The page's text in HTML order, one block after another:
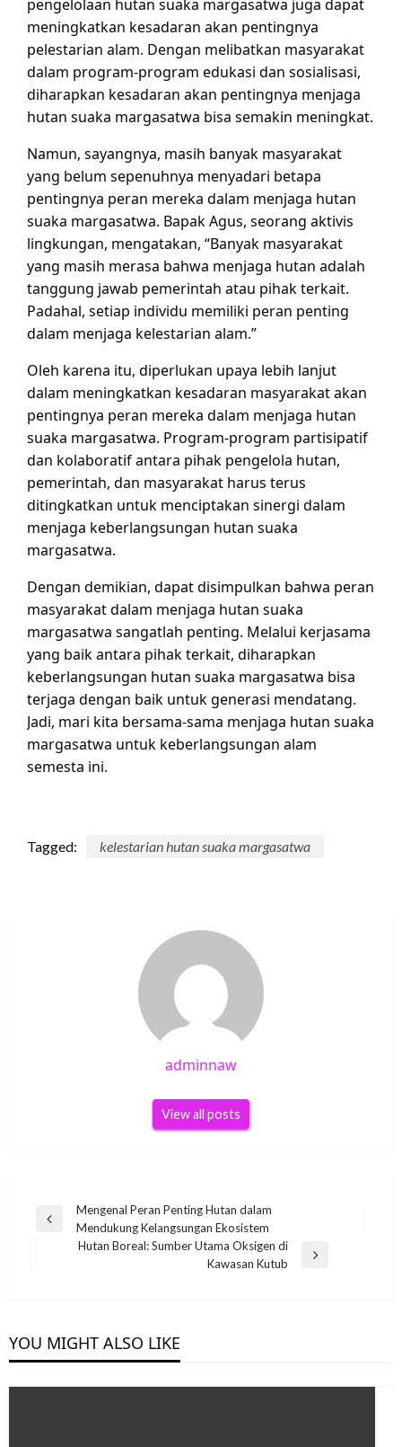
pengelolaan hutan suaka margasatwa juga dapat
meningkatkan kesadaran akan pentingnya
pelestarian alam. Dengan melibatkan masyarakat
dalam program-program edukasi dan sosialisasi,
diharapkan kesadaran akan pentingnya menjaga
hutan suaka margasatwa bisa semakin meningkat.
Namun, sayangnya, masih banyak masyarakat
yang belum sepenuhnya menyadari betapa
pentingnya peran mereka dalam menjaga hutan
suaka margasatwa. Bapak Agus, seorang aktivis
lingkungan, mengatakan, “Banyak masyarakat
yang masih merasa bahwa menjaga hutan adalah
tanggung jawab pemerintah atau pihak terkait.
Padahal, setiap individu memiliki peran penting
dalam menjaga kelestarian alam.”
Oleh karena itu, diperlukan upaya lebih lanjut
dalam meningkatkan kesadaran masyarakat akan
pentingnya peran mereka dalam menjaga hutan
suaka margasatwa. Program-program partisipatif
dan kolaboratif antara pihak pengelola hutan,
pemerintah, dan masyarakat harus terus
ditingkatkan untuk menciptakan sinergi dalam
menjaga keberlangsungan hutan suaka
margasatwa.
Dengan demikian, dapat disimpulkan bahwa peran
masyarakat dalam menjaga hutan suaka
margasatwa sangatlah penting. Melalui kerjasama
yang baik antara pihak terkait, diharapkan
keberlangsungan hutan suaka margasatwa bisa
terjaga dengan baik untuk generasi mendatang.
Jadi, mari kita bersama-sama menjaga hutan suaka
margasatwa untuk keberlangsungan alam
semesta ini.
Tagged: kelestarian hutan suaka margasatwa
adminnaw
View all posts
Post
navigation
Previous
Mengenal Peran Penting Hutan dalam
Mendukung Kelangsungan Ekosistem
Hutan Boreal: Sumber Utama Oksigen di
Kawasan Kutub
YOU MIGHT ALSO LIKE